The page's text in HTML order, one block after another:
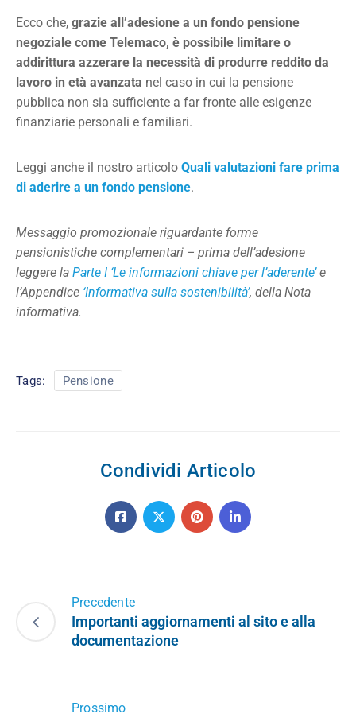
Ecco che, grazie all’adesione a un fondo pensione
negoziale come Telemaco, è possibile limitare o
addirittura azzerare la necessità di produrre reddito da
lavoro in età avanzata nel caso in cui la pensione
pubblica non sia sufficiente a far fronte alle esigenze
finanziarie personali e familiari.
Leggi anche il nostro articolo Quali valutazioni fare prima
di aderire a un fondo pensione.
Messaggio promozionale riguardante forme
pensionistiche complementari – prima dell’adesione
leggere la Parte I ‘Le informazioni chiave per l’aderente’e
l’Appendice ‘Informativa sulla sostenibilità’, della Nota
informativa.
Tags: Pensione
Condividi Articolo
Precedente
Importanti aggiornamenti al sito e alla
documentazione
Prossimo